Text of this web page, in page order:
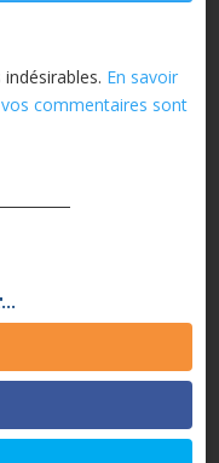
En savoir
commentaires sont